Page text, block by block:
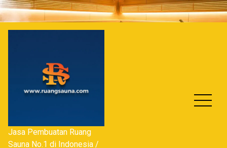
Skip
to
content
Jasa Pembuatan Ruang
Sauna No.1 di Indonesia /